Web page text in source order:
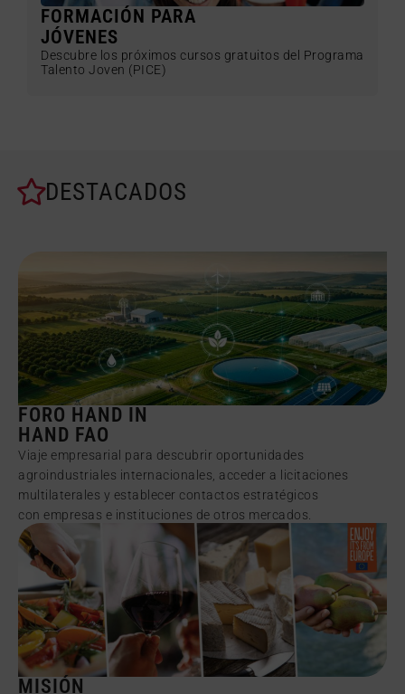
FORMACIÓN PARA
JÓVENES
Descubre los próximos cursos gratuitos del Programa
Talento Joven (PICE)
DESTACADOS
FORO HAND IN
HAND FAO
Viaje empresarial para descubrir oportunidades
agroindustriales internacionales, acceder a licitaciones
multilaterales y establecer contactos estratégicos
con empresas e instituciones de otros mercados.
MISIÓN